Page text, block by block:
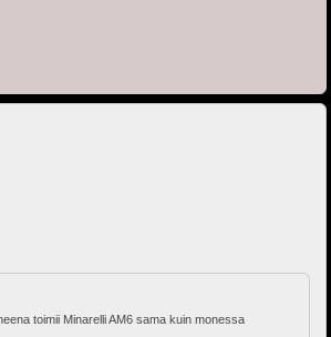
toimii Minarelli AM6 sama kuin monessa